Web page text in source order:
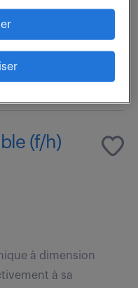
(f/h)
à dimension
à sa